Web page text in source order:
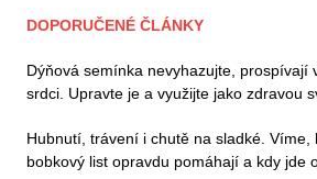
DOPORUČENÉ ČLÁNKY
Dýňová semínka nevyhazujte, prospívají
srdci. Upravte je a využijte jako zdravou
Hubnutí, trávení i chutě na sladké. Víme,
bobkový list opravdu pomáhají a kdy jde